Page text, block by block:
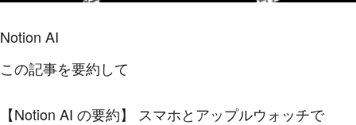
Notion AI
この記事を要約して
【Notion AI の要約】
スマホとアップルウォッチで